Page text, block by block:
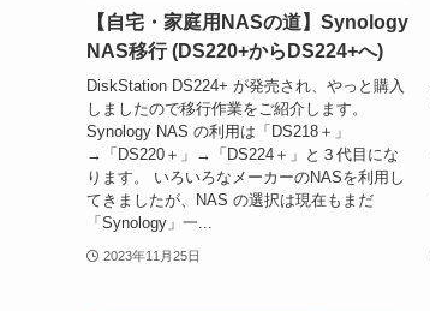
【自宅・家庭用NASの道】Synology
NAS移行 (DS220+からDS224+へ)
DiskStation DS224+ が発売され、やっと購入
しましたので移行作業をご紹介します。
Synology NAS の利用は「DS218＋」
→「DS220＋」→「DS224＋」と３代目にな
ります。 いろいろなメーカーのNASを利用し
てきましたが、NAS の選択は現在もまだ
「Synology」一...
2023年11月25日